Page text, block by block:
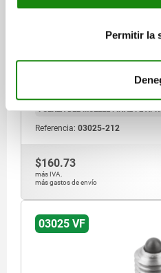
Permitir la
LONGITUD=22
MATERIAL DEL CUERPO DE
FUERZA DEL MUELLE FINAL F2
Referencia: 03025-212
$160.73
más IVA.
más gastos de envío
03025 VF